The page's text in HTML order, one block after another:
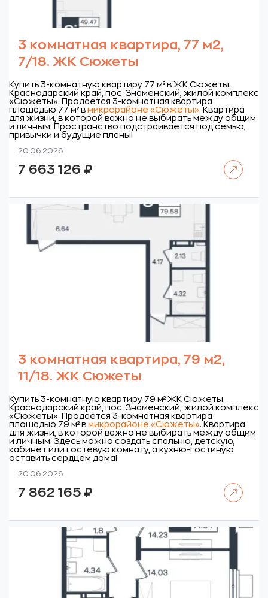
3 комнатная квартира, 77 м2,
7/18. ЖК Сюжеты
Купить 3-комнатную квартиру 77 м² в ЖК Сюжеты.
Краснодарский край, пос. Знаменский, жилой комплекс
«Сюжеты». Продается 3-комнатная квартира
площадью 77 м² в микрорайоне «Сюжеты». Квартира
для жизни, в которой важно не выбирать между общим
и личным. Пространство подстраивается под семью,
привычки и будущие планы!
20.06.2026
7 663 126 ₽
3 комнатная квартира, 79 м2,
11/18. ЖК Сюжеты
Купить 3-комнатную квартиру 79 м² ЖК Сюжеты.
Краснодарский край, пос. Знаменский, жилой комплекс
«Сюжеты». Продается 3-комнатная квартира
площадью 79 м² в микрорайоне «Сюжеты». Квартира
для жизни, в которой важно не выбирать между общим
и личным. Здесь можно создать спальню, детскую,
кабинет или гостевую комнату, а кухню-гостиную
оставить сердцем дома!
20.06.2026
7 862 165 ₽